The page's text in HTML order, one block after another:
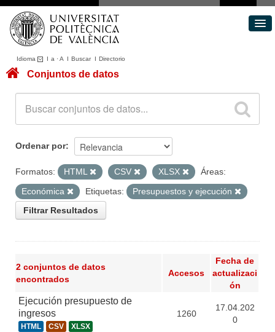
Idioma I a ·A I BuscarI Directorio
Conjuntos de datos
Acerca de
Portal de Transparencia
Conjuntos de datos
Ordenar por
Formatos: HTML CSV XLSX
Áreas:
Económica
Etiquetas:
Presupuestos y ejecución
Filtrar Resultados
2 conjuntos de datos
encontrados
Accesos
Fecha de
actualizaci
ón
Ejecución presupuesto de
ingresos
HTML CSV XLSX
1260
17.04.202
0